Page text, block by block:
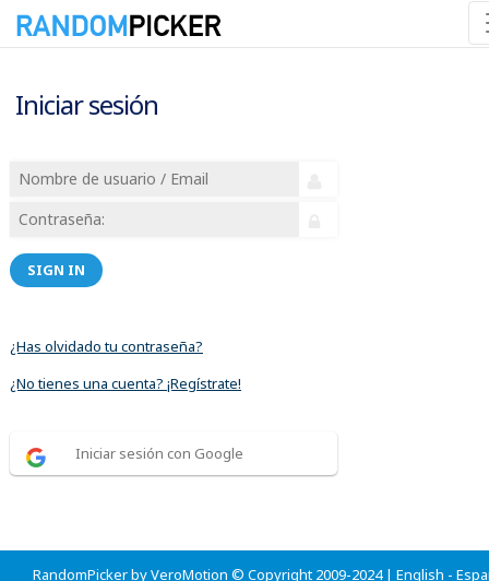
Iniciar sesión
SIGN IN
¿Has olvidado tu contraseña?
¿No tienes una cuenta? ¡Regístrate!
Iniciar sesión con Google
RandomPicker by VeroMotion © Copyright 2009-2024 | English -